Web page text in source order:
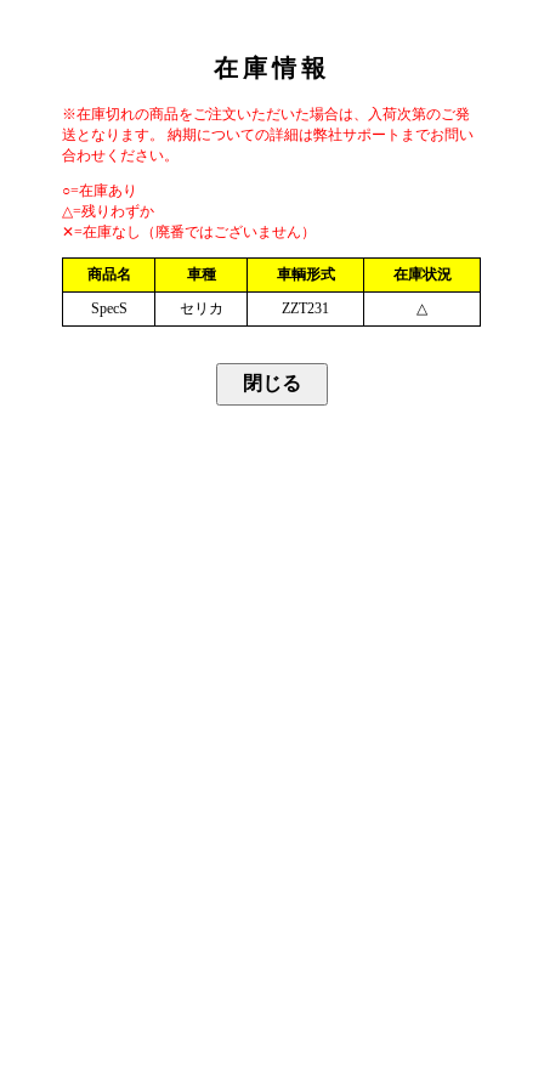
在庫情報
※在庫切れの商品をご注文いただいた場合は、入荷次第のご発
送となります。 納期についての詳細は弊社サポートまでお問い
合わせください。
○=在庫あり
△=残りわずか
✕=在庫なし（廃番ではございません）
商品名 車種 車輌形式
在庫状況
SpecS
セリカ ZZT231 △